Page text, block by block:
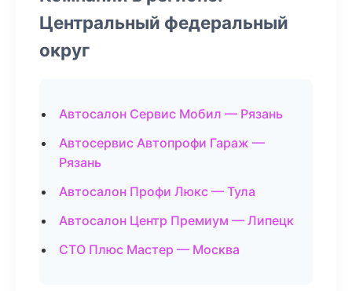
Центральный федеральный
округ
Автосалон Сервис Мобил — Рязань
Автосервис Автопрофи Гараж —
Рязань
Автосалон Профи Люкс — Тула
Автосалон Центр Премиум — Липецк
СТО Плюс Мастер — Москва